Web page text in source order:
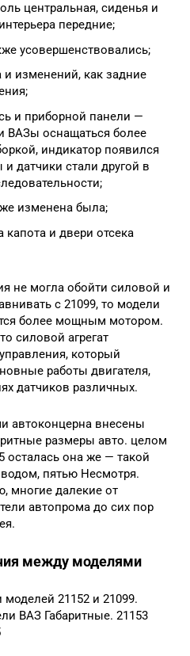
центральная, сиденья и
передние;
усовершенствовались;
и изменений, как задние
и приборной панели —
ВАЗы оснащаться более
индикатор появился
датчики стали другой в
изменена была;
и двери отсека
не могла обойти силовой и
с 21099, то модели
более мощным мотором.
силовой агрегат
который
работы двигателя,
датчиков различных.
автоконцерна внесены
размеры авто. целом
осталась она же — такой
пятью Несмотря.
многие далекие от
автопрома до сих пор
между моделями
моделей 21152 и 21099.
ВАЗ Габаритные. 21153